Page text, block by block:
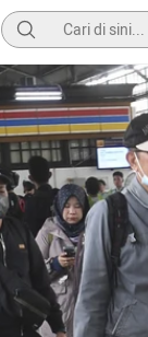
Pencarian